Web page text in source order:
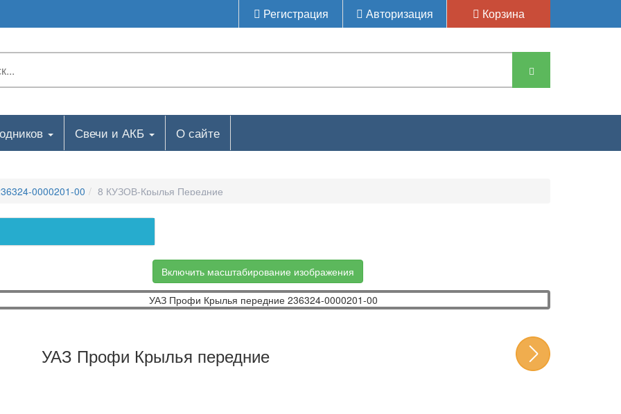
Регистрация Авторизация Корзина
Свечи и АКБ О сайте
0000201-00 8 КУЗОВ-Крылья Передние
Включить масштабирование изображения
УАЗ Профи Крылья передние